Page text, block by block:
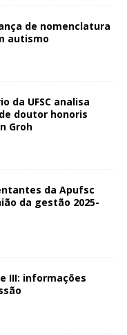
de nomenclatura
autismo
da UFSC analisa
doutor honoris
Groh
da Apufsc
da gestão 2025-
III: informações